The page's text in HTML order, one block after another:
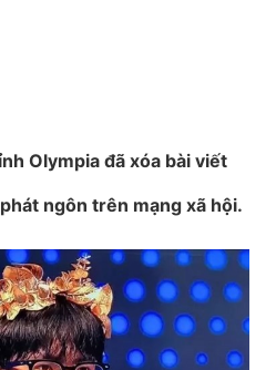
Olympia đã xóa bài viết
ngôn trên mạng xã hội.